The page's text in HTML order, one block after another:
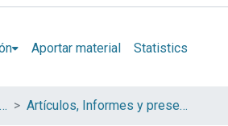
Aportar material Statistics
Universidad Nacional de La Plata (UNLP) Artículos, Informes y presentaciones en Congresos (UNLP)